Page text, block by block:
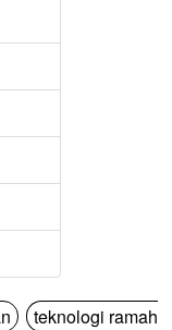
teknologi ramah